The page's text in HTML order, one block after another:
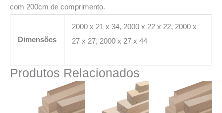
com 200cm de comprimento.
Dimensões
2000 x 21 x 34, 2000 x 22 x 22, 2000 x
27 x 27, 2000 x 27 x 44
Produtos Relacionados